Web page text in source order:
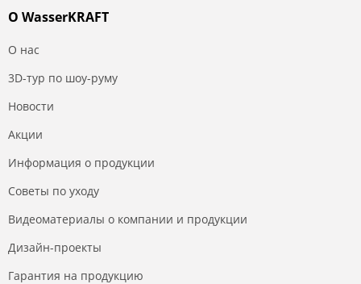
О WasserKRAFT
О нас
3D-тур по шоу-руму
Новости
Акции
Информация о продукции
Советы по уходу
Видеоматериалы о компании и продукции
Дизайн-проекты
Гарантия на продукцию